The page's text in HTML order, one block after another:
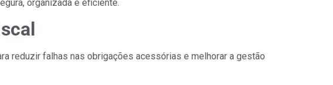
organizada e eficiente.
reduzir falhas nas obrigações acessórias e melhorar a gestão